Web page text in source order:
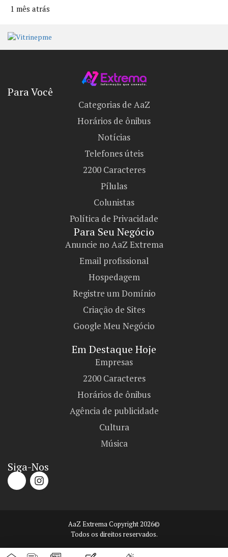
1 mês atrás
Para Você
Categorias de AaZ
Horários de ônibus
Notícias
Telefones úteis
2200 Caracteres
Pílulas
Colunistas
Política de Privacidade
Para Seu Negócio​
Anuncie no AaZ Extrema
Email profissional
Hospedagem
Registre um Domínio
Criação de Sites
Google Meu Negócio
Em Destaque Hoje
Empresas
2200 Caracteres
Horários de ônibus
Agência de publicidade
Cultura
Música
Siga-Nos
AaZ Extrema Copyright 2026©
Todos os direitos reservados.